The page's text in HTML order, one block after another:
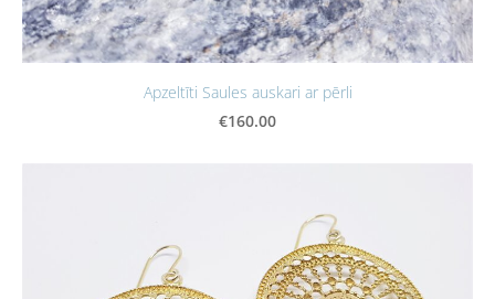
Apzeltīti Saules auskari ar pērli
€160.00